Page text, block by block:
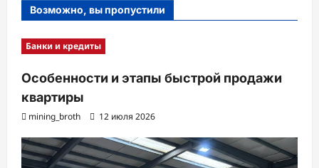
Возможно, вы пропустили
Банки и кредиты
Особенности и этапы быстрой продажи
квартиры
mining_broth 12 июля 2026